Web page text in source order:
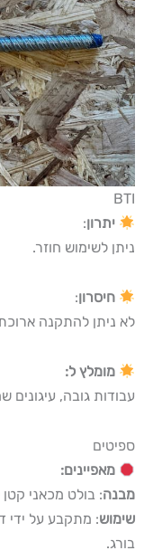
BTI
יתרון:
ניתן לשימוש חוזר.
חיסרון:
לא ניתן להתקנה
מומלץ ל:
עבודות גובה, עיגונים
ספיטים
מאפיינים:
מבנה: בולט מכאני קטן (3–4 מ"מ
שימוש: מתקבע על ידי
בורג.